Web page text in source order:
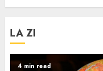
LA ZI
4 min read